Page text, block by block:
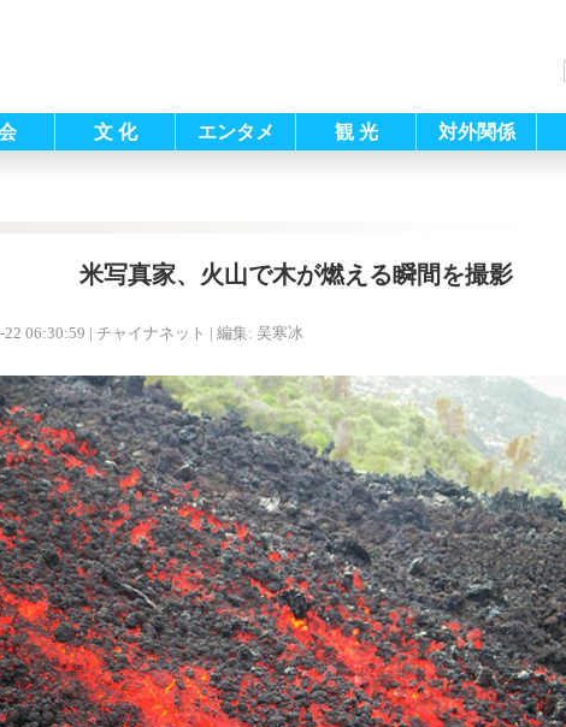
文 化 エンタメ 観 光 対外関係
米写真家、火山で木が燃える瞬間を撮影
06:30:59 | チャイナネット | 編集: 吴寒冰